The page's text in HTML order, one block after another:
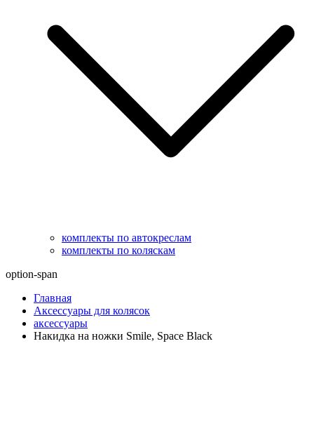
комплекты по автокреслам
комплекты по коляскам
option-span
Главная
Аксессуары для колясок
аксессуары
Накидка на ножки Smile, Space Black